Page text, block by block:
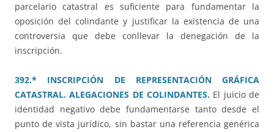
parcelario catastral es suficiente para fundamentar la
oposición del colindante y justificar la existencia de una
controversia que debe conllevar la denegación de la
inscripción.
392.* INSCRIPCIÓN DE REPRESENTACIÓN GRÁFICA
CATASTRAL. ALEGACIONES DE COLINDANTES. El juicio de
identidad negativo debe fundamentarse tanto desde el
punto de vista jurídico, sin bastar una referencia genérica